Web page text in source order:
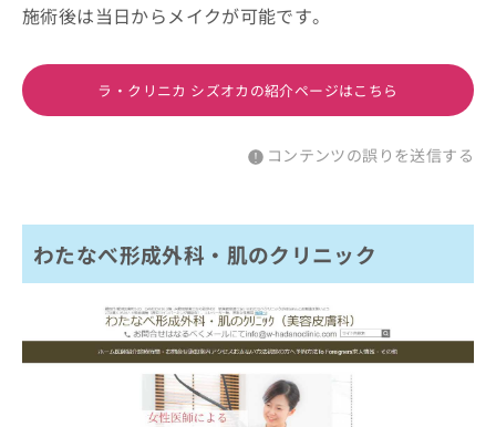
施術後は当日からメイクが可能です。
ラ・クリニカ シズオカの紹介ページはこちら
コンテンツの誤りを送信する
わたなべ形成外科・肌のクリニック